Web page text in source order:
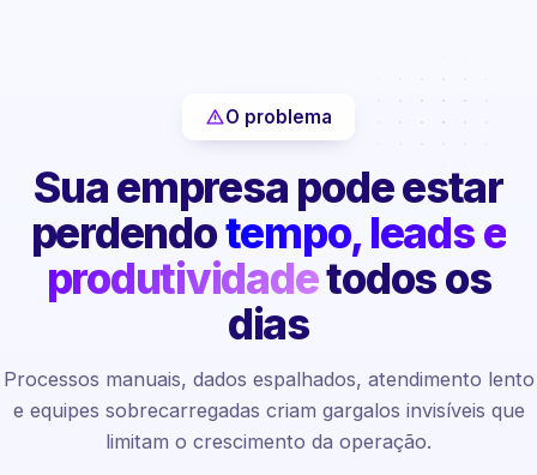
O problema
Sua empresa pode estar
perdendotempo, leads e
produtividadetodos os
dias
Processos manuais, dados espalhados, atendimento lento
e equipes sobrecarregadas criam gargalos invisíveis que
limitam o crescimento da operação.